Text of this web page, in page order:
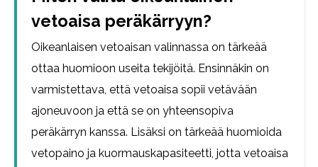
vetoaisa peräkärryyn?
Oikeanlaisen vetoaisan valinnassa on tärkeää
ottaa huomioon useita tekijöitä. Ensinnäkin on
varmistettava, että vetoaisa sopii vetävään
ajoneuvoon ja että se on yhteensopiva
peräkärryn kanssa. Lisäksi on tärkeää huomioida
vetopaino ja kuormauskapasiteetti, jotta vetoaisa